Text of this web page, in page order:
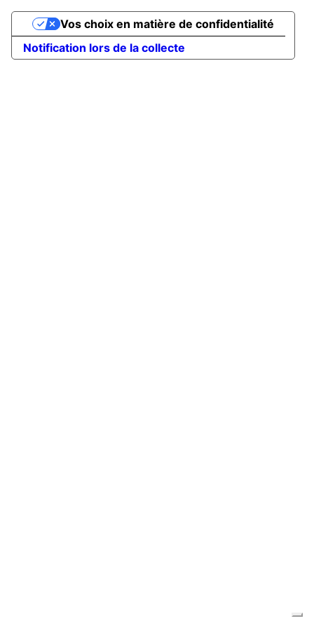
Notification lors de la collecte
Vos choix en matière de confidentialité